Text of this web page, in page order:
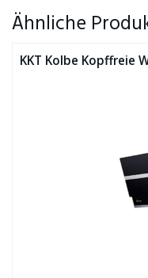
Ähnliche
KKT Kolbe Kopffreie